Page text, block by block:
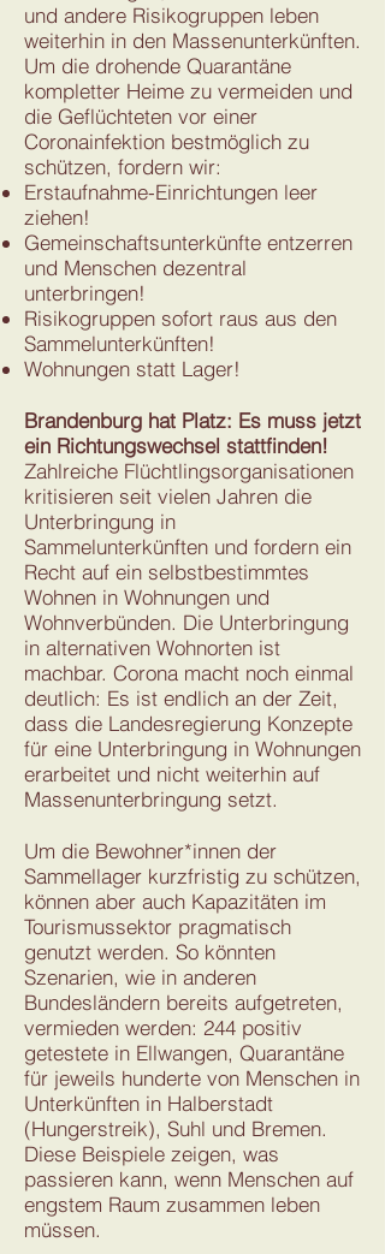
und andere Risikogruppen leben
weiterhin in den Massenunterkünften.
Um die drohende Quarantäne
kompletter Heime zu vermeiden und
die Geflüchteten vor einer
Coronainfektion bestmöglich zu
schützen, fordern wir:
Erstaufnahme-Einrichtungen leer
ziehen!
Gemeinschaftsunterkünfte entzerren
und Menschen dezentral
unterbringen!
Risikogruppen sofort raus aus den
Sammelunterkünften!
Wohnungen statt Lager!
Brandenburg hat Platz: Es muss jetzt
ein Richtungswechsel stattfinden!
Zahlreiche Flüchtlingsorganisationen
kritisieren seit vielen Jahren die
Unterbringung in
Sammelunterkünften und fordern ein
Recht auf ein selbstbestimmtes
Wohnen in Wohnungen und
Wohnverbünden. Die Unterbringung
in alternativen Wohnorten ist
machbar. Corona macht noch einmal
deutlich: Es ist endlich an der Zeit,
dass die Landesregierung Konzepte
für eine Unterbringung in Wohnungen
erarbeitet und nicht weiterhin auf
Massenunterbringung setzt.
Um die Bewohner*innen der
Sammellager kurzfristig zu schützen,
können aber auch Kapazitäten im
Tourismussektor pragmatisch
genutzt werden. So könnten
Szenarien, wie in anderen
Bundesländern bereits aufgetreten,
vermieden werden: 244 positiv
getestete in Ellwangen, Quarantäne
für jeweils hunderte von Menschen in
Unterkünften in Halberstadt
(Hungerstreik), Suhl und Bremen.
Diese Beispiele zeigen, was
passieren kann, wenn Menschen auf
engstem Raum zusammen leben
müssen.